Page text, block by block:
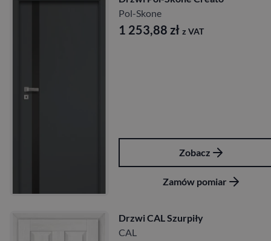
Pol-Skone
1 253,88 zł z VAT
Zobacz
Zamów pomiar
Drzwi CAL Szurpiły
CAL